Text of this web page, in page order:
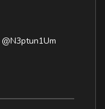
@N3ptun1Um